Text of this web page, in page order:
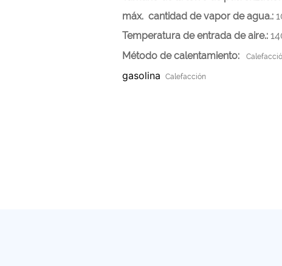
máx. cantidad de vapor de agua.:
Temperatura de entrada de aire.:
Método de calentamiento:
gasolina
Calefacción